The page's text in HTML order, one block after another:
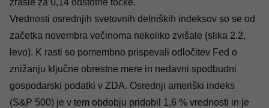
zrasle za 0,14 odstotne točke.
Vrednosti osrednjih svetovnih delniških indeksov so se od
začetka novembra večinoma nekoliko zvišale (slika 2.2,
levo). K rasti so pomembno prispevali odločitev Fed o
znižanju ključne obrestne mere in nedavni spodbudni
gospodarski podatki v ZDA. Osrednji ameriški indeks
(S&P 500) je v tem obdobju pridobil 1,6 % vrednosti in je